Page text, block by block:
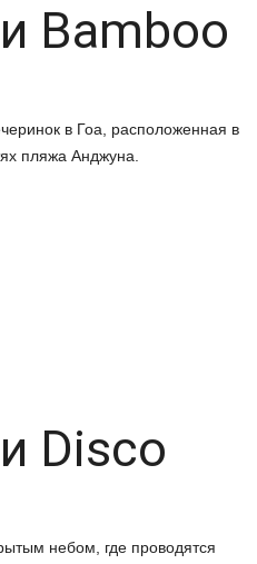
Bamboo
в Гоа, расположенная в
пляжа Анджуна.
Disco
небом, где проводятся